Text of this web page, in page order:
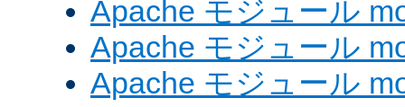
Apache モジュール
Apache モジュール
Apache モジュール